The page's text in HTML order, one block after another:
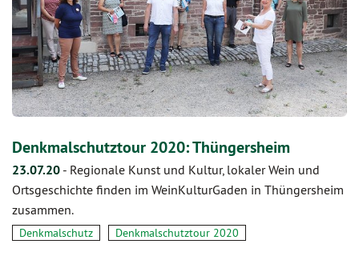
Denkmalschutztour 2020: Thüngersheim
23.07.20 - Regionale Kunst und Kultur, lokaler Wein und
Ortsgeschichte finden im WeinKulturGaden in Thüngersheim
zusammen.
Denkmalschutz Denkmalschutztour 2020